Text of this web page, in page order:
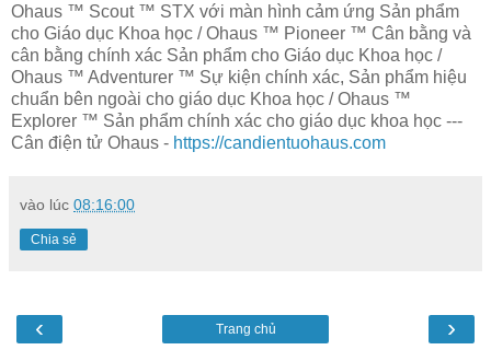
Ohaus ™ Scout ™ STX với màn hình cảm ứng Sản phẩm
cho Giáo dục Khoa học / Ohaus ™ Pioneer ™ Cân bằng và
cân bằng chính xác Sản phẩm cho Giáo dục Khoa học /
Ohaus ™ Adventurer ™ Sự kiện chính xác, Sản phẩm hiệu
chuẩn bên ngoài cho giáo dục Khoa học / Ohaus ™
Explorer ™ Sản phẩm chính xác cho giáo dục khoa học ---
Cân điện tử Ohaus - https://candientuohaus.com
vào lúc 08:16:00
Chia sẻ
‹ ›
Trang chủ